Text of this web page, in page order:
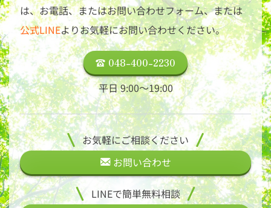
は、お電話、またはお問い合わせフォーム、または
公式LINEよりお気軽にお問い合わせください。
048-400-2230
平日 9:00〜19:00
お気軽にご相談ください
お問い合わせ
LINEで簡単無料相談